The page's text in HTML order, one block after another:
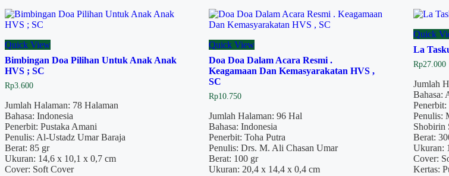
Quick View
Bimbingan Doa Pilihan Untuk Anak Anak
HVS ; SC
Rp3.600
Jumlah Halaman: 78 Halaman
Bahasa: Indonesia
Penerbit: Pustaka Amani
Penulis: Al-Ustadz Umar Baraja
Berat: 85 gr
Ukuran: 14,6 x 10,1 x 0,7 cm
Cover: Soft Cover
Quick View
Doa Doa Dalam Acara Resmi .
Keagamaan Dan Kemasyarakatan HVS ,
SC
Rp10.750
Jumlah Halaman: 96 Hal
Bahasa: Indonesia
Penerbit: Toha Putra
Penulis: Drs. M. Ali Chasan Umar
Berat: 100 gr
Ukuran: 20,4 x 14,4 x 0,4 cm
Quick
La
Rp27.000
Jumlah
Bahasa:
Penerbit:
Penulis:
Shobirin
Berat:
Ukuran:
Cover:
Kertas: